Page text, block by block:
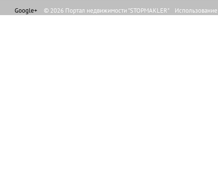
Google+ © 2026 Портал недвижимости "STOPMAKLER"